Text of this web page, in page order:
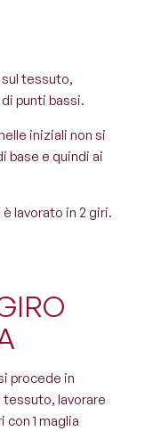
tessuto,
punti bassi.
iniziali non si
base e quindi ai
lavorato in 2 giri.
procede in
lavorare
con 1 maglia